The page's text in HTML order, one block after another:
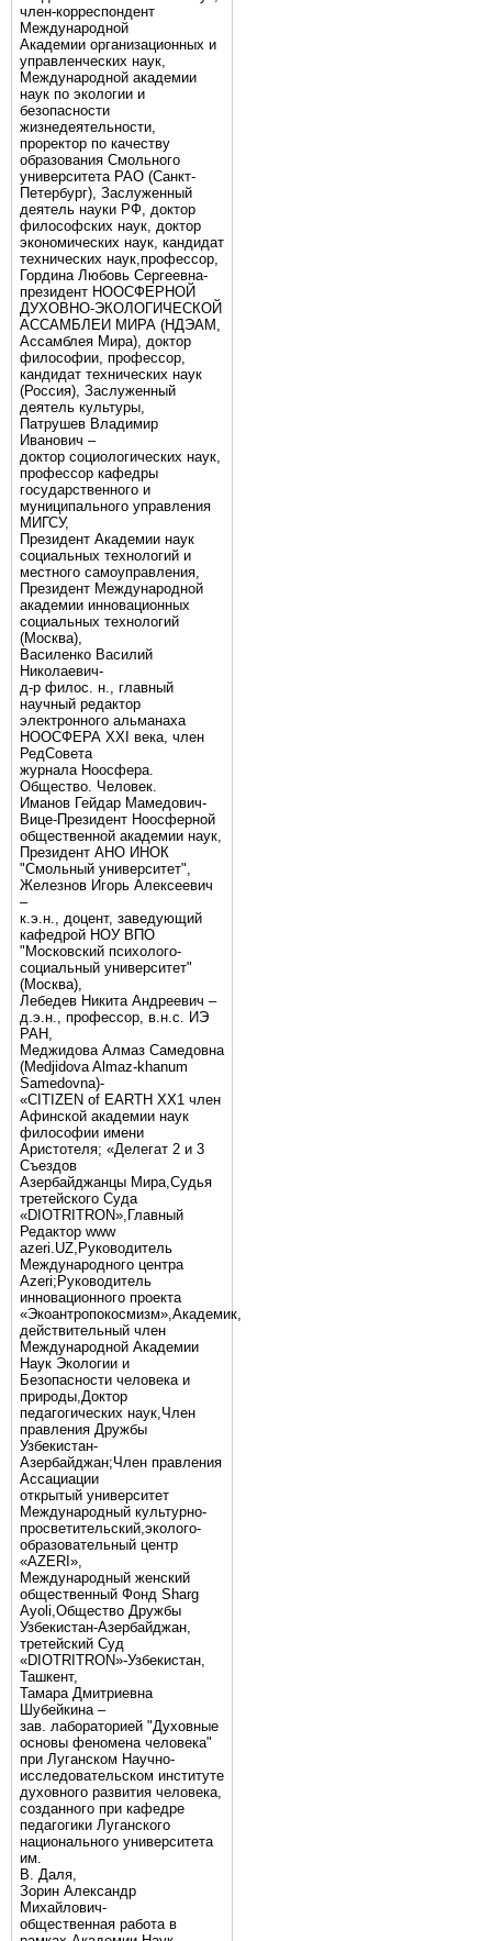
член-корреспондент
Международной
Академии организационных и
управленческих наук,
Международной академии
наук по экологии и
безопасности
жизнедеятельности,
проректор по качеству
образования Смольного
университета РАО (Санкт-
Петербург), Заслуженный
деятель науки РФ, доктор
философских наук, доктор
экономических наук, кандидат
технических наук,профессор,
Гордина Любовь Сергеевна-
президент НООСФЕРНОЙ
ДУХОВНО-ЭКОЛОГИЧЕСКОЙ
АССАМБЛЕИ МИРА (НДЭАМ,
Ассамблея Мира), доктор
философии, профессор,
кандидат технических наук
(Россия), Заслуженный
деятель культуры,
Патрушев Владимир
Иванович –
доктор социологических наук,
профессор кафедры
государственного и
муниципального управления
МИГСУ,
Президент Академии наук
социальных технологий и
местного самоуправления,
Президент Международной
академии инновационных
социальных технологий
(Москва),
Василенко Василий
Николаевич-
д-р филос. н., главный
научный редактор
электронного альманаха
НООСФЕРА XXI века, член
РедСовета
журнала Ноосфера.
Общество. Человек.
Иманов Гейдар Мамедович-
Вице-Президент Ноосферной
общественной академии наук,
Президент АНО ИНОК
"Смольный университет",
Железнов Игорь Алексеевич
–
к.э.н., доцент, заведующий
кафедрой НОУ ВПО
"Московский психолого-
социальный университет"
(Москва),
Лебедев Никита Андреевич –
д.э.н., профессор, в.н.с. ИЭ
РАН,
Меджидова Алмаз Самедовна
(Medjidova Almaz-khanum
Samedovna)-
«CITIZEN of EARTH XX1 член
Афинской академии наук
философии имени
Аристотеля; «Делегат 2 и 3
Съездов
Азербайджанцы Мира,Судья
третейского Суда
«DIOTRITRON»,Главный
Редактор www
azeri.UZ,Руководитель
Международного центра
Аzeri;Руководитель
инновационного проекта
«Экоантропокосмизм»,Академик,
действительный член
Международной Академии
Наук Экологии и
Безопасности человека и
природы,Доктор
педагогических наук,Член
правления Дружбы
Узбекистан-
Азербайджан;Член правления
Ассациации
открытый университет
Международный культурно-
просветительский,эколого-
образовательный центр
«AZERI»,
Mеждународный женский
общественный Фонд Sharg
Аyoli,Общество Дружбы
Узбекистан-Азербайджан,
третейский Суд
«DIOTRITRON»-Узбекистан,
Ташкент,
Тамара Дмитриевна
Шубейкина –
зав. лабораторией "Духовные
основы феномена человека"
при Луганском Научно-
исследовательском институте
духовного развития человека,
созданного при кафедре
педагогики Луганского
национального университета
им.
В. Даля,
Зорин Александр
Михайлович-
общественная работа в